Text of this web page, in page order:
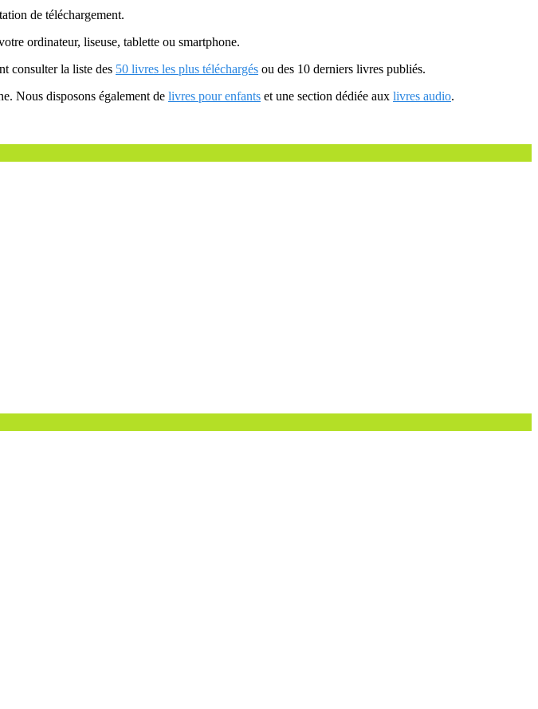
de téléchargement.
ordinateur, liseuse, tablette ou smartphone.
consulter la liste des 50 livres les plus téléchargés ou des 10 derniers livres publiés.
Nous disposons également de livres pour enfants et une section dédiée aux livres audio.